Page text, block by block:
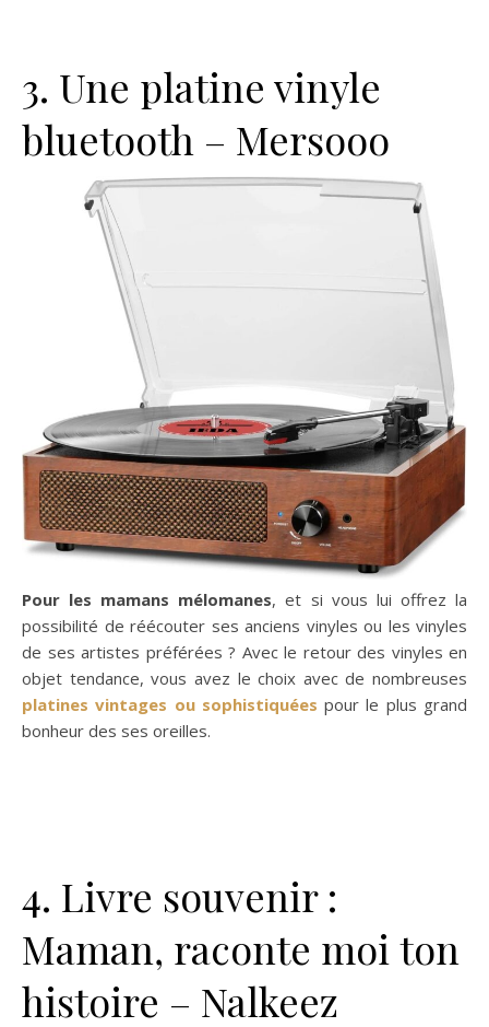
3. Une platine vinyle
bluetooth – Mersooo
Pour les mamans mélomanes, et si vous lui offrez la
possibilité de réécouter ses anciens vinyles ou les vinyles
de ses artistes préférées ? Avec le retour des vinyles en
objet tendance, vous avez le choix avec de nombreuses
platines vintages ou sophistiquées pour le plus grand
bonheur des ses oreilles.
4. Livre souvenir :
Maman, raconte moi ton
histoire – Nalkeez